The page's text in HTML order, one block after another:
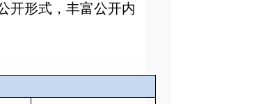
开形式，丰富公开内